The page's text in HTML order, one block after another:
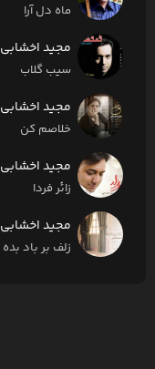
ماه دل آرا
مجید اخشابی
سیب گلاب
مجید اخشابی
خلاصم کن
مجید اخشابی
زائر فردا
مجید اخشابی
زلف بر باد بده